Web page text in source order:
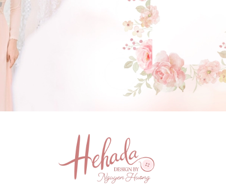
GẬT ĐẦU NHÉ NÀNG !
(Click vào đây để He và Nàng có 1 cuộc hẹn nà)